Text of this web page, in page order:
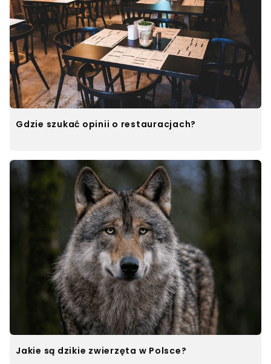
Gdzie szukać opinii o restauracjach?
Jakie są dzikie zwierzęta w Polsce?